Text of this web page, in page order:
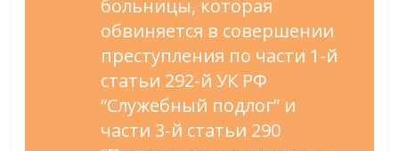
больницы, которая
обвиняется в совершении
преступления по части 1-й
статьи 292-й УК РФ
“Служебный подлог” и
части 3-й статьи 290